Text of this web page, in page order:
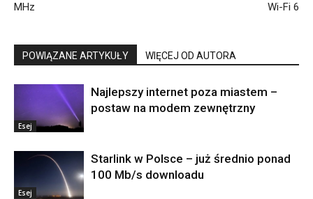
MHz
Wi-Fi 6
POWIĄZANE ARTYKUŁY WIĘCEJ OD AUTORA
Esej
Najlepszy internet poza miastem –
postaw na modem zewnętrzny
Esej
Starlink w Polsce – już średnio ponad
100 Mb/s downloadu